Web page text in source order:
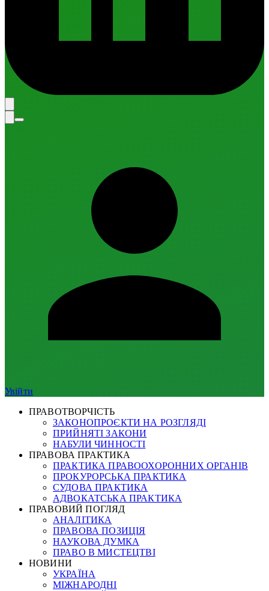
Увійти
ПРАВОТВОРЧІСТЬ
ЗАКОНОПРОЄКТИ НА РОЗГЛЯДІ
ПРИЙНЯТІ ЗАКОНИ
НАБУЛИ ЧИННОСТІ
ПРАВОВА ПРАКТИКА
ПРАКТИКА ПРАВООХОРОННИХ ОРГАНІВ
ПРОКУРОРСЬКА ПРАКТИКА
СУДОВА ПРАКТИКА
АДВОКАТСЬКА ПРАКТИКА
ПРАВОВИЙ ПОГЛЯД
АНАЛІТИКА
ПРАВОВА ПОЗИЦІЯ
НАУКОВА ДУМКА
ПРАВО В МИСТЕЦТВІ
НОВИНИ
УКРАЇНА
МІЖНАРОДНІ